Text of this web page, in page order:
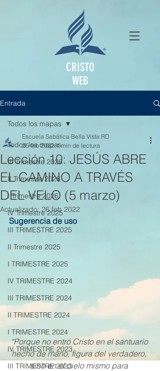
CRISTO
WEB
Entrada
Todos los mapas
III Trimestre 2026
II Trimestre 2026
I Trimestre 2026
IV Trimestre 2025
III TRIMESTRE 2025
II Trimestre 2025
I TRIMESTRE 2025
IV TRIMESTRE 2024
III TRIMESTRE 2024
II TRIMESTRE 2024
I TRIMESTRE 2024
IV TRIMESTRE 2023
III TRIMESTRE 2023
Todos los mapas
Lección 10: JESÚS ABRE
EL CAMINO A TRAVÉS
DEL VELO (5 marzo)
Escuela Sabática Bella Vista RD
25 feb 2022 1 min de lectura
Actualizado:26 feb 2022
Sugerencia de uso
“Porque no entró Cristo en el santuario
hecho de mano, figura del verdadero,
sino en el cielo mismo para